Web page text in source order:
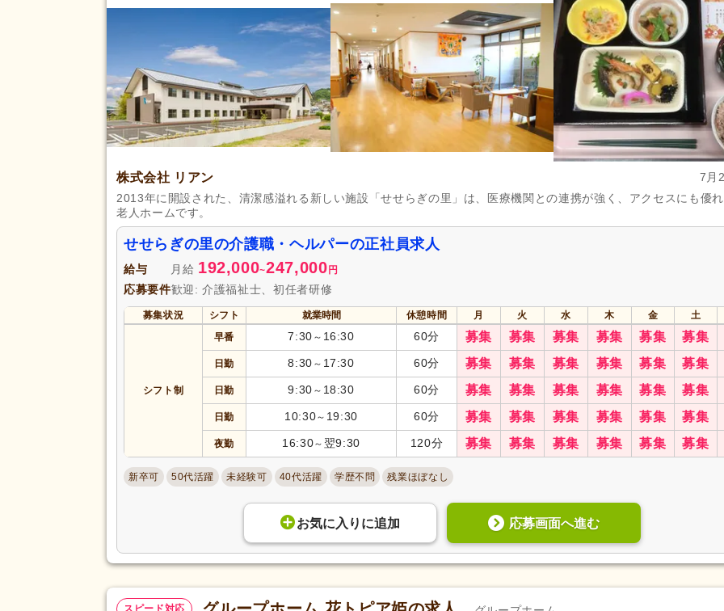
勤務形態
残業ほぼなし シフト制(980) 日勤のみ可(1,172)
(251) 午前のみ可(200) 午後のみ可(194)
時短勤務相談可(221) 週1日から可 (182) 週2日から可(200)
週3日から可(225) 週4日から可(43) シフト相談可(1,788)
即日勤務可(174)
応募資格
初任者研修（旧ヘルパー2級）
実務者研修（旧ヘルパー1級・基礎研
修）(806)
介護福祉士(1,222)
社会福祉主事任用(9) 主任介護支援専門員(7)
介護支援専門員（ケアマネジ
自動車免許 自動車免許（二種）
児童発達支援管理責任者研修
相談支援従事者初任者研修 相談支援従事者現任研修 (1) 主任相談支援専門員養成研修
行動擁護従業者養成研修(1) 強度行動障害支援者養成研修 放課後児童支援員認定研修
ヨガインストラクター (1) スポーツ指導員(1)
完全週休2日 (426) 週休2日 (431) 4週8休 (76)
土日休み 土日祝休み (17) 土曜休み (30)
日曜休み (298) 年間休日110日以上 (279) 年間休日120日以上 (81)
看護休暇(634) 夏季休暇
年末年始休暇
賞与あり(1,464) 社会保険完備(2,028) 研修制度あり
セミナー参加費補助(155) 企業年金(106) 昇給あり(2,011)
復職支援あり(565) 退職金あり(849) 日・祝給与アップ(139)
株式会社 リアン
7月
2013年に開設された、清潔感溢れる新しい施設「せせらぎの里」は、医療機関との連携が強く、アクセスにも優
老人ホームです。
せせらぎの里の介護職・ヘルパーの正社員求人
給与 月給 192,000~247,000 円
応募要件歓迎: 介護福祉士、初任者研修
募集状況 シフト 就業時間 休憩時間 月 火 水 木 金 土
シフト制
早番 7:30 ～ 16:30 60分 募集 募集 募集 募集 募集 募集
日勤 8:30 ～ 17:30 60分 募集 募集 募集 募集 募集 募集
日勤 9:30 ～ 18:30 60分 募集 募集 募集 募集 募集 募集
日勤 10:30～ 19:30 60分 募集 募集 募集 募集 募集 募集
夜勤 16:30～ 翌9:30 120分 募集 募集 募集 募集 募集 募集
新卒可 50代活躍 未経験可 40代活躍 学歴不問 残業ほぼなし
お気に入り に追加 応募画面へ進む
スピード対応